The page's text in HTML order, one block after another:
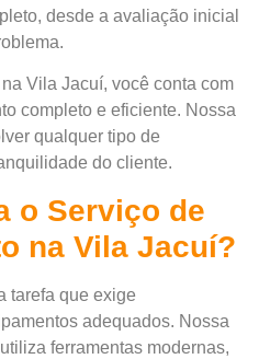
desde a avaliação inicial
Vila Jacuí, você conta com
completo e eficiente. Nossa
qualquer tipo de
do cliente.
o Serviço de
na Vila Jacuí?
tarefa que exige
adequados. Nossa
ferramentas modernas,